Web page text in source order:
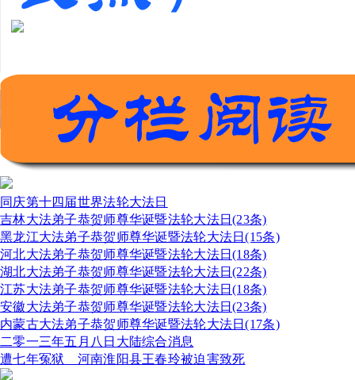
同庆第十四届世界法轮大法日
吉林大法弟子恭贺师尊华诞暨法轮大法日(23条)
黑龙江大法弟子恭贺师尊华诞暨法轮大法日(15条)
河北大法弟子恭贺师尊华诞暨法轮大法日(18条)
湖北大法弟子恭贺师尊华诞暨法轮大法日(22条)
江苏大法弟子恭贺师尊华诞暨法轮大法日(18条)
安徽大法弟子恭贺师尊华诞暨法轮大法日(23条)
内蒙古大法弟子恭贺师尊华诞暨法轮大法日(17条)
二零一三年五月八日大陆综合消息
遭七年冤狱 河南淮阳县王春玲被迫害致死